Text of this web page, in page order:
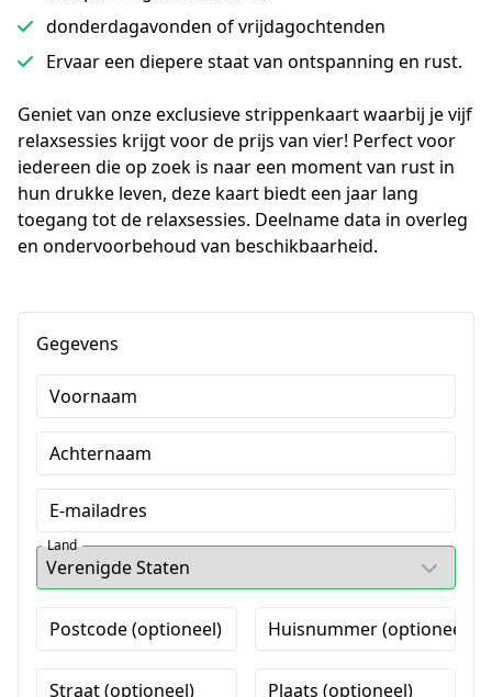
donderdagavonden of vrijdagochtenden
Ervaar een diepere staat van ontspanning en rust.
Geniet van onze exclusieve strippenkaart waarbij je vijf
relaxsessies krijgt voor de prijs van vier! Perfect voor
iedereen die op zoek is naar een moment van rust in
hun drukke leven, deze kaart biedt een jaar lang
toegang tot de relaxsessies. Deelname data in overleg
en ondervoorbehoud van beschikbaarheid.
Gegevens
Voornaam
Achternaam
E-mailadres
Land
Postcode (optioneel) Huisnummer (optioneel)
Straat (optioneel) Plaats (optioneel)